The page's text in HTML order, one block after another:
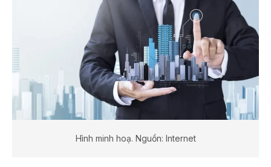
Hình minh hoạ. Nguồn: Internet